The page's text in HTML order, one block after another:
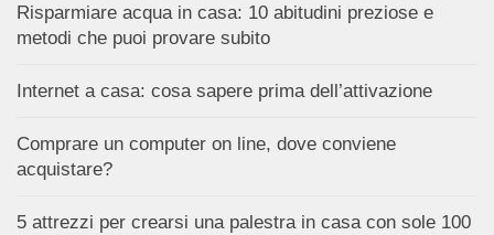
Risparmiare acqua in casa: 10 abitudini preziose e
metodi che puoi provare subito
Internet a casa: cosa sapere prima dell’attivazione
Comprare un computer on line, dove conviene
acquistare?
5 attrezzi per crearsi una palestra in casa con sole 100